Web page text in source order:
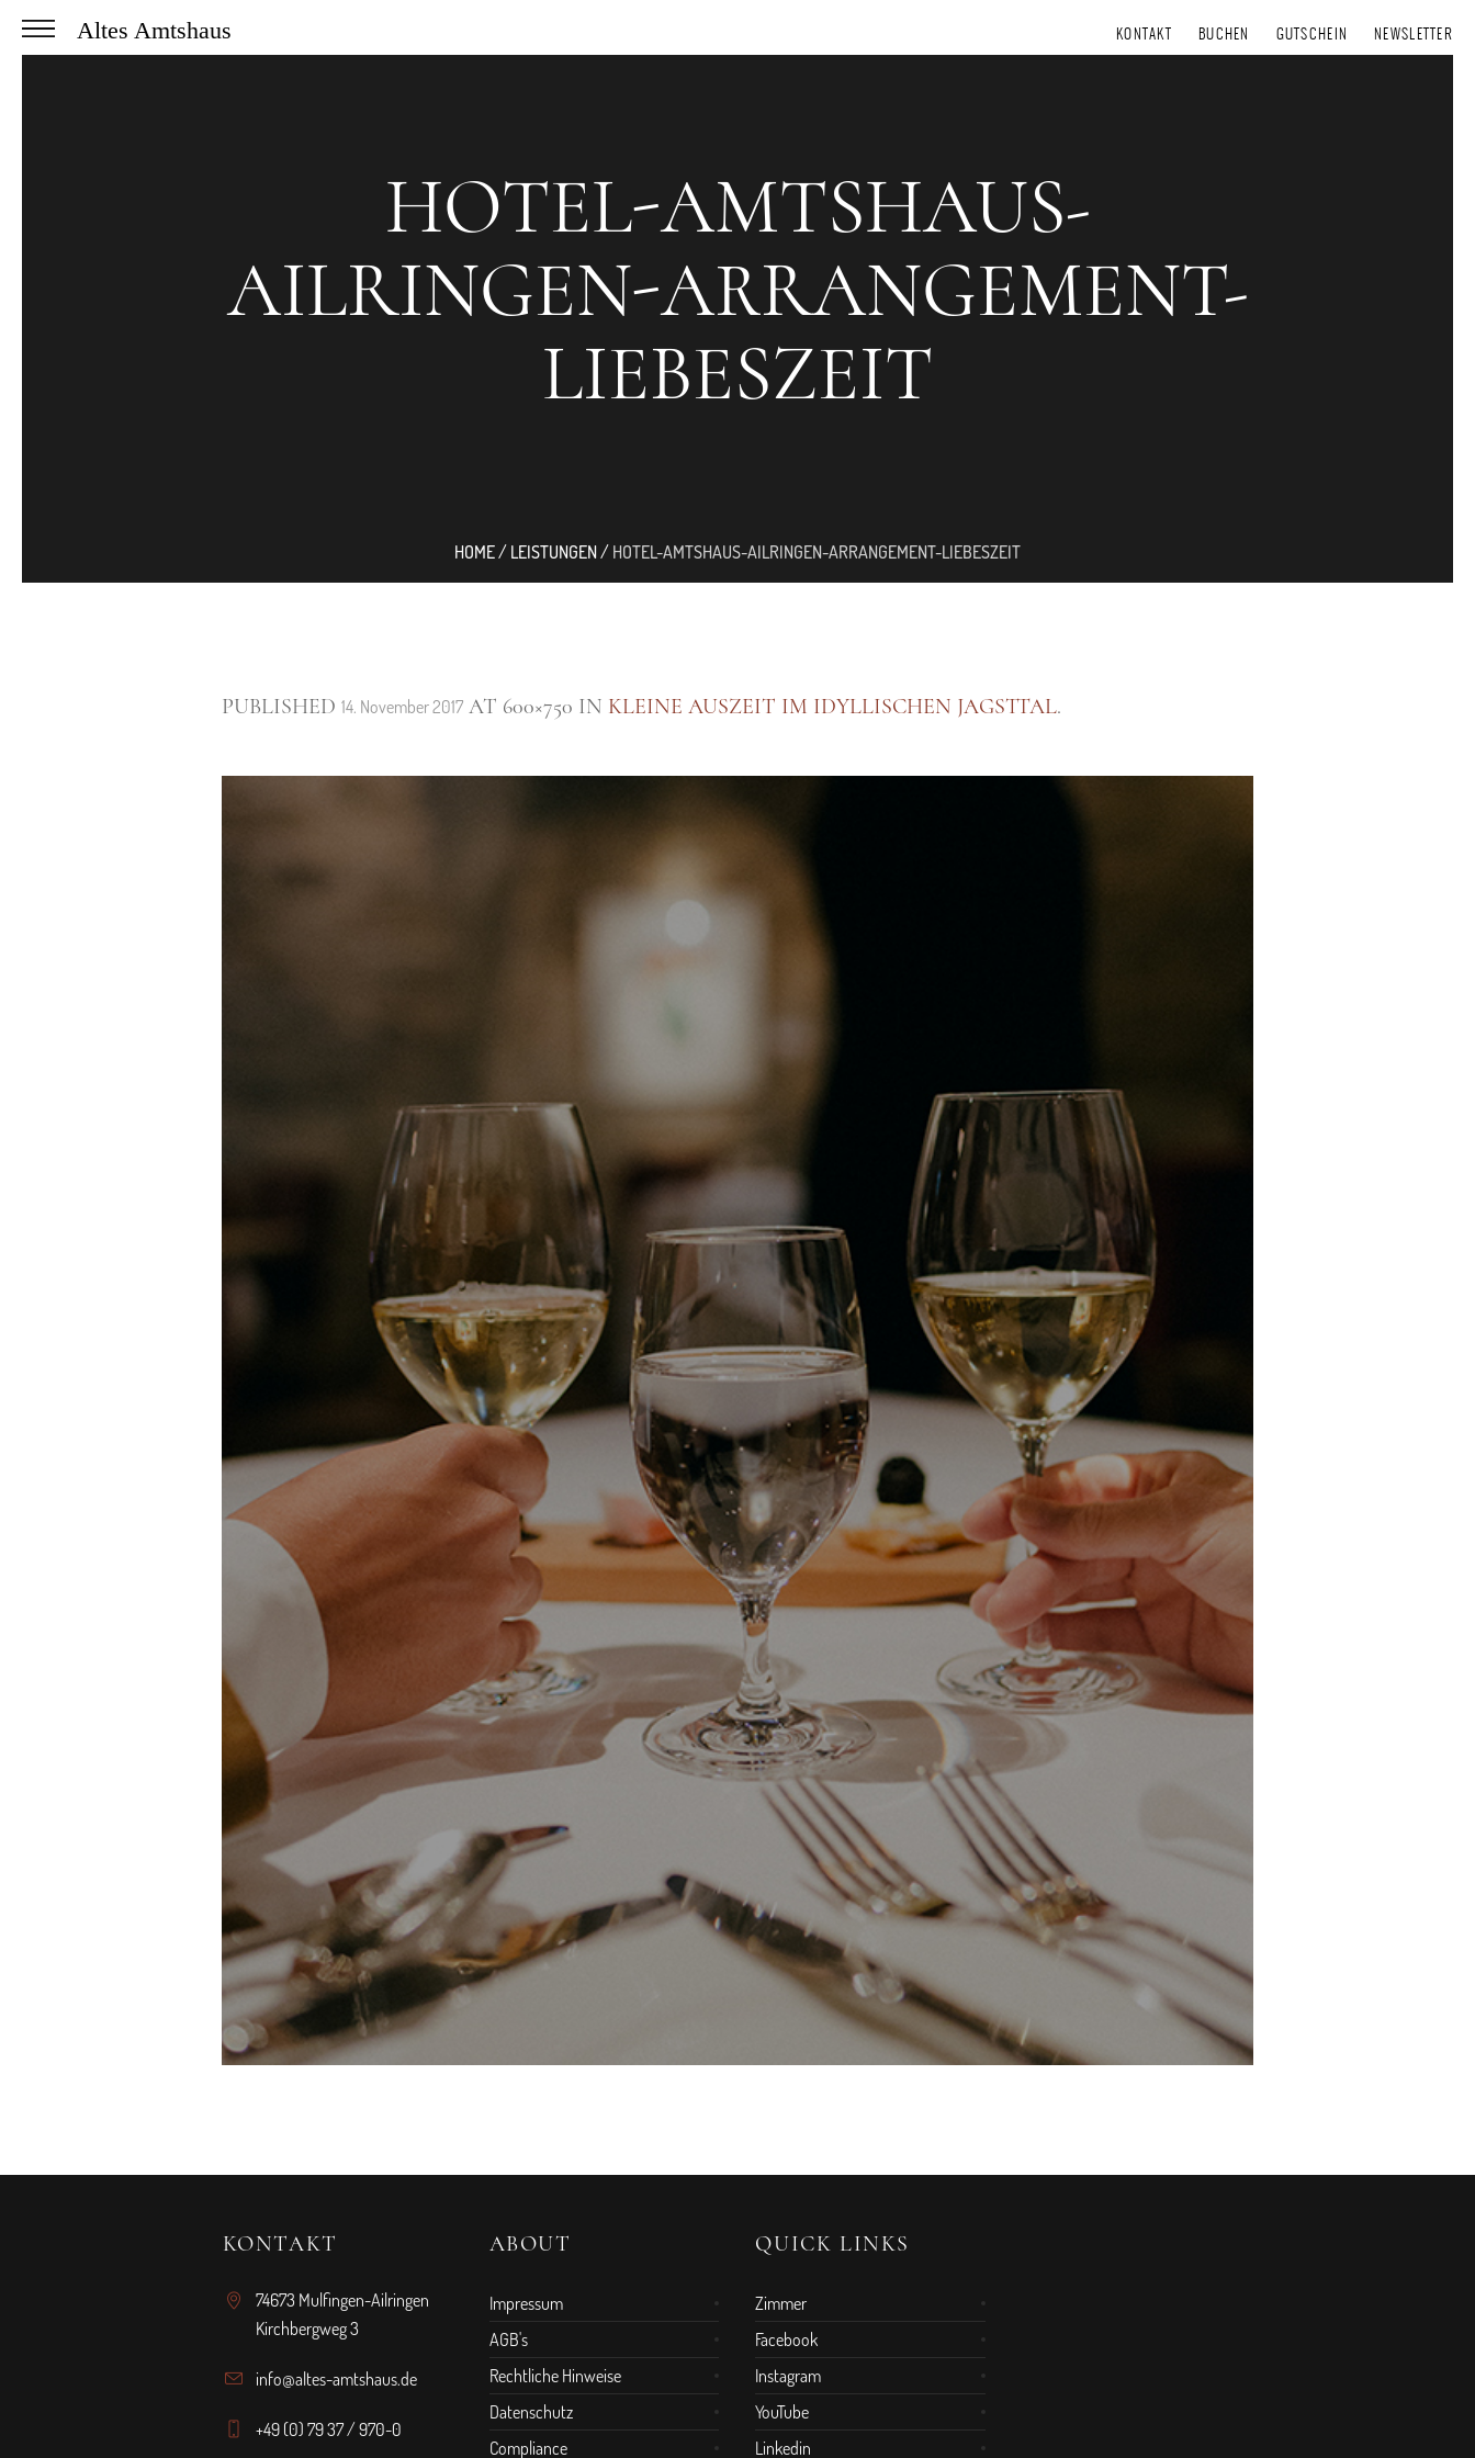
Altes Amtshaus KONTAKT BUCHEN GUTSCHEIN NEWSLETTER
HOTEL-AMTSHAUS-
AILRINGEN-ARRANGEMENT-
LIEBESZEIT
HOME/ LEISTUNGEN/ HOTEL-AMTSHAUS-AILRINGEN-ARRANGEMENT-LIEBESZEIT
PUBLISHED 14. November 2017 AT 600×750 IN KLEINE AUSZEIT IM IDYLLISCHEN JAGSTTAL.
KONTAKT
74673 Mulfingen-Ailringen
Kirchbergweg 3
info@altes-amtshaus.de
+49 (0) 79 37 / 970-0
ABOUT
Impressum
AGB's
Rechtliche Hinweise
Datenschutz
Compliance
QUICK LINKS
Zimmer
Facebook
Instagram
YouTube
Linkedin